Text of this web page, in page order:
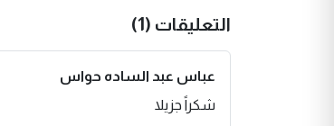
التعليقات (1)
عباس عبد الساده حواس
شكراً جزيلا